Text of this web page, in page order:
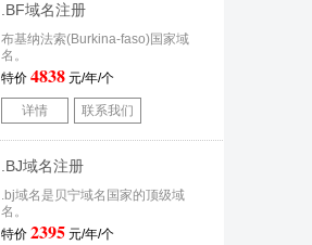
.BF域名注册
布基纳法索(Burkina-faso)国家域
名。
特价 4838 元/年/个
详情 联系我们
.BJ域名注册
.bj域名是贝宁域名国家的顶级域
名。
特价 2395 元/年/个